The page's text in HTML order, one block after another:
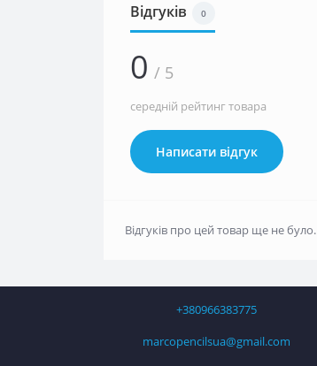
Відгуків 0
0 / 5
середній рейтинг товара
Написати відгук
Відгуків про цей товар ще не було.
+380966383775
marcopencilsua@gmail.com